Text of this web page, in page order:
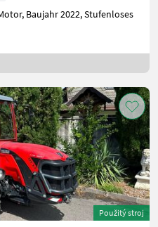
Baujahr 2022, Stufenloses
Použitý stroj